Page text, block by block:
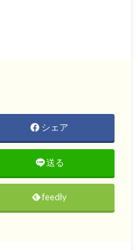
シェア
送る
feedly